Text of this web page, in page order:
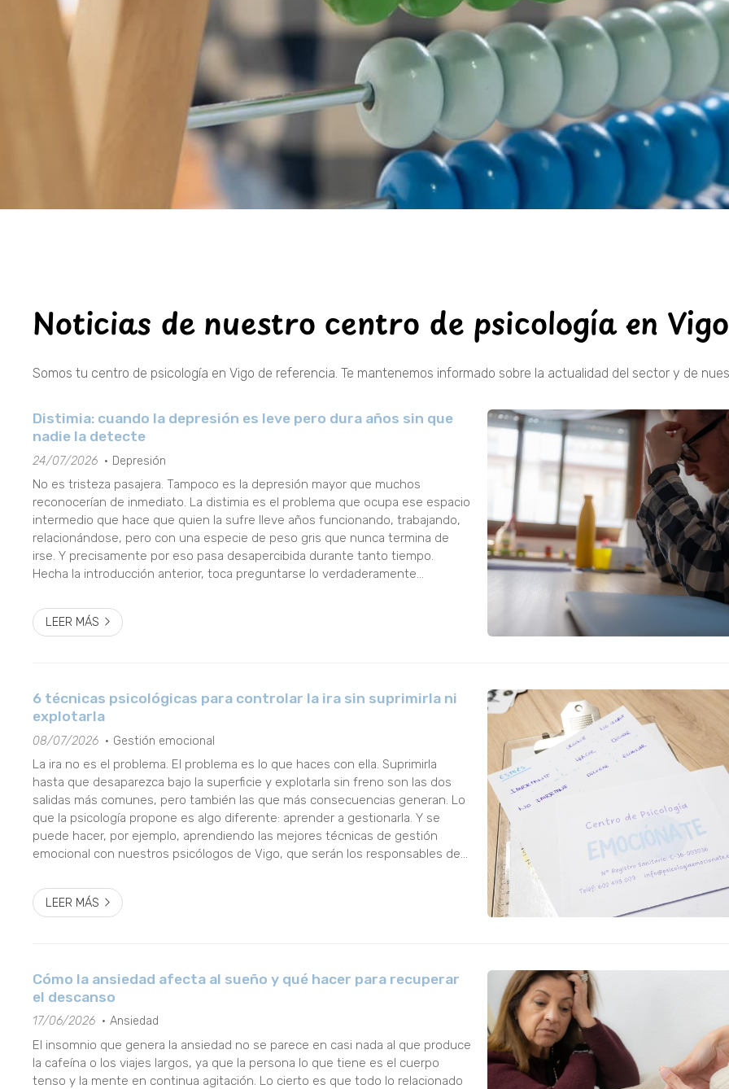
Noticias de nuestro centro de psicología en Vigo
Somos tu centro de psicología en Vigo de referencia. Te mantenemos informado sobre la actualidad del sector y de
Distimia: cuando la depresión es leve pero dura años sin que
nadie la detecte
24/07/2026 Depresión
No es tristeza pasajera. Tampoco es la depresión mayor que muchos
reconocerían de inmediato. La distimia es el problema que ocupa ese espacio
intermedio que hace que quien la sufre lleve años funcionando, trabajando,
relacionándose, pero con una especie de peso gris que nunca termina de
irse. Y precisamente por eso pasa desapercibida durante tanto tiempo.
Hecha la introducción anterior, toca preguntarse lo verdaderamente
LEER MÁS
6 técnicas psicológicas para controlar la ira sin suprimirla ni
explotarla
08/07/2026 Gestión emocional
La ira no es el problema. El problema es lo que haces con ella. Suprimirla
hasta que desaparezca bajo la superficie y explotarla sin freno son las dos
salidas más comunes, pero también las que más consecuencias generan. Lo
que la psicología propone es algo diferente: aprender a gestionarla. Y se
puede hacer, por ejemplo, aprendiendo las mejores técnicas de gestión
emocional con nuestros psicólogos de Vigo, que serán los responsables de
LEER MÁS
Cómo la ansiedad afecta al sueño y qué hacer para recuperar
el descanso
17/06/2026 Ansiedad
El insomnio que genera la ansiedad no se parece en casi nada al que produce
la cafeína o los viajes largos, ya que la persona lo que tiene es el cuerpo
tenso y la mente en continua agitación. Lo cierto es que todo lo relacionado